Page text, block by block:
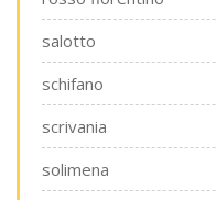
salotto
schifano
scrivania
solimena